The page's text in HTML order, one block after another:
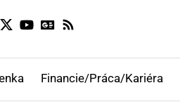
Financie/Práca/Kariéra